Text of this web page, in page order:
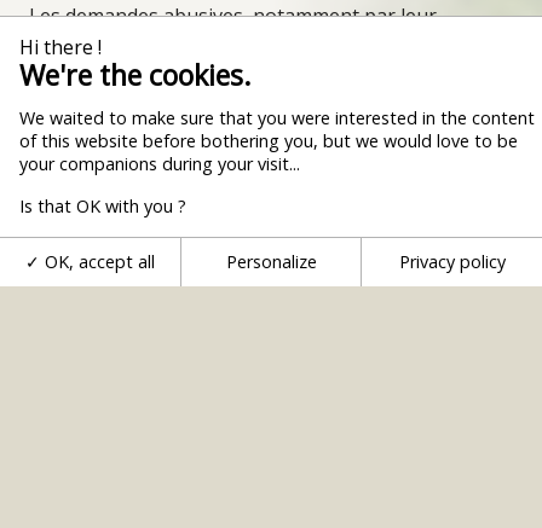
Les demandes abusives, notamment par leur
nombre, leur caractère répétitif ou systématique, ou
les envois à caractères frauduleux susceptibles de
porter atteinte à la sécurité des systèmes
d’information ne feront pas l’objet de récépissés par
la commune, conformément à l’article L.112-11 du
code des relations entre le public et l’administration
(CRPA).
Télécharger le dossier PLU complet
Hi there !
We're the cookies.
We waited to make sure that you were interested in the content
of this website before bothering you, but we would love to be
your companions during your visit...
Is that OK with you ?
OK, accept all Personalize Privacy policy